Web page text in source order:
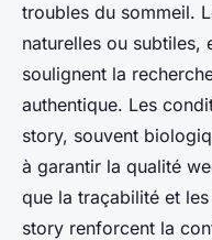
troubles du sommeil.
naturelles ou subtiles,
soulignent la
authentique. Les
story, souvent
à garantir la qualité
que la traçabilité et
story renforcent la